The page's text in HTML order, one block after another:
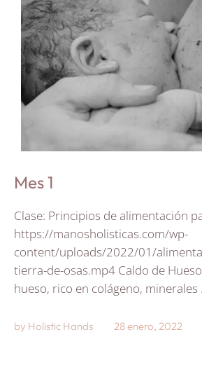
Mes 1
Clase: Principios de alimentación
https://manosholisticas.com/wp-
content/uploads/2022/01/
tierra-de-osas.mp4 Caldo de
hueso, rico en colágeno, minerales
by Holistic Hands 28 enero, 2022